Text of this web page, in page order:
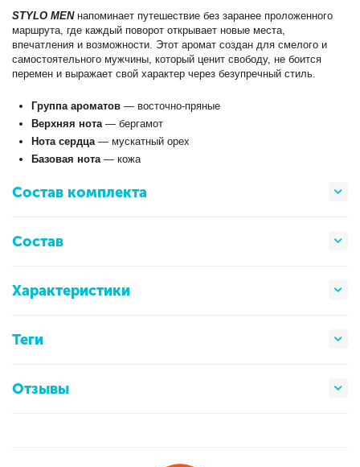
STYLO MENнапоминает путешествие без заранее проложенного
маршрута, где каждый поворот открывает новые места,
впечатления и возможности. Этот аромат создан для смелого и
самостоятельного мужчины, который ценит свободу, не боится
перемен и выражает свой характер через безупречный стиль.
Группа ароматов — восточно-пряные
Верхняя нота— бергамот
Нота сердца— мускатный орех
Базовая нота— кожа
Состав комплекта
Состав
Характеристики
Теги
Отзывы